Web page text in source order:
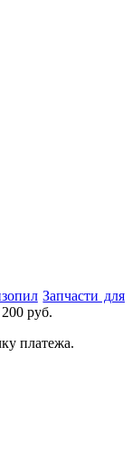
Запчасти для
руб.
платежа.